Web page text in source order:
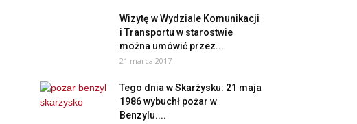
Wizytę w Wydziale Komunikacji
i Transportu w starostwie
można umówić przez...
21 marca 2017
Tego dnia w Skarżysku: 21 maja
1986 wybuchł pożar w
Benzylu....